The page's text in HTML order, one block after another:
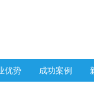
优势 成功案例